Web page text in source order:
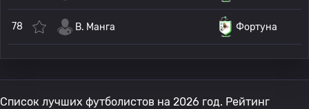
78 B. Манга Фортуна
Список лучших футболистов на 2026 год. Рейтинг